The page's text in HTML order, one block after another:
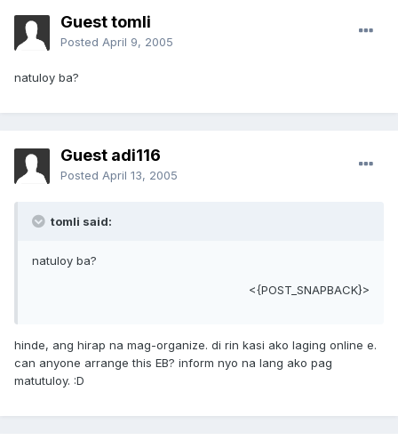
Guest tomli
Posted April 9, 2005
natuloy ba?
Guest adi116
Posted April 13, 2005
tomli said:
natuloy ba?
<{POST_SNAPBACK}>
hinde, ang hirap na mag-organize. di rin kasi ako laging online e.
can anyone arrange this EB? inform nyo na lang ako pag
matutuloy. :D